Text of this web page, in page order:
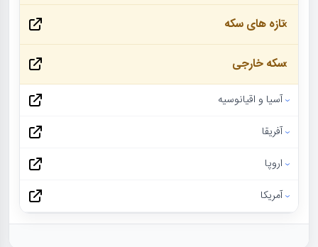
تازه های سکه
سکه خارجی
آسیا و اقیانوسیه
آفریقا
اروپا
آمریکا